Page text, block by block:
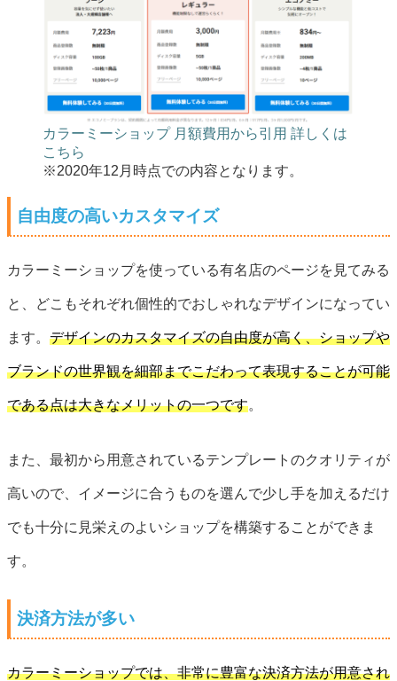
カラーミーショップ 月額費用から引用 詳しくは
こちら
※2020年12月時点での内容となります。
自由度の高いカスタマイズ
カラーミーショップを使っている有名店のページを見てみる
と、どこもそれぞれ個性的でおしゃれなデザインになってい
ます。 デザインのカスタマイズの自由度が高く、ショップや
ブランドの世界観を細部までこだわって表現することが可能
である点は大きなメリットの一つです。
また、最初から用意されているテンプレートのクオリティが
高いので、イメージに合うものを選んで少し手を加えるだけ
でも十分に見栄えのよいショップを構築することができま
す。
決済方法が多い
カラーミーショップでは、非常に豊富な決済方法が用意され